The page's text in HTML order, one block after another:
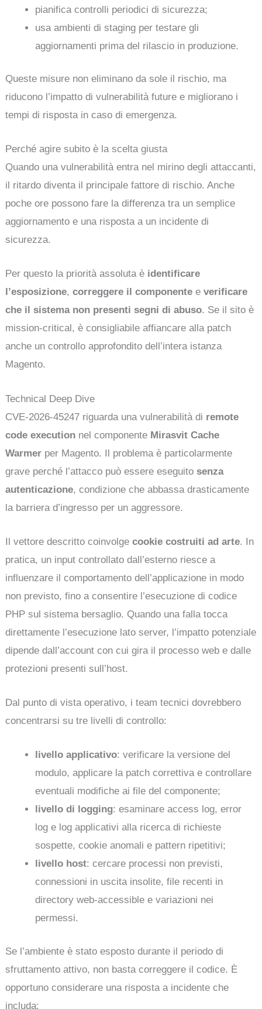
pianifica controlli periodici di sicurezza;
usa ambienti di staging per testare gli
aggiornamenti prima del rilascio in produzione.
Queste misure non eliminano da sole il rischio, ma
riducono l’impatto di vulnerabilità future e migliorano i
tempi di risposta in caso di emergenza.
Perché agire subito è la scelta giusta
Quando una vulnerabilità entra nel mirino degli attaccanti,
il ritardo diventa il principale fattore di rischio. Anche
poche ore possono fare la differenza tra un semplice
aggiornamento e una risposta a un incidente di
sicurezza.
Per questo la priorità assoluta è identificare
l’esposizione,correggere il componente everificare
che il sistema non presenti segni di abuso. Se il sito è
mission-critical, è consigliabile affiancare alla patch
anche un controllo approfondito dell’intera istanza
Magento.
Technical Deep Dive
CVE-2026-45247 riguarda una vulnerabilità di remote
code execution nel componente Mirasvit Cache
Warmer per Magento. Il problema è particolarmente
grave perché l’attacco può essere eseguitosenza
autenticazione, condizione che abbassa drasticamente
la barriera d’ingresso per un aggressore.
Il vettore descritto coinvolgecookie costruiti ad arte. In
pratica, un input controllato dall’esterno riesce a
influenzare il comportamento dell’applicazione in modo
non previsto, fino a consentire l’esecuzione di codice
PHP sul sistema bersaglio. Quando una falla tocca
direttamente l’esecuzione lato server, l’impatto potenziale
dipende dall’account con cui gira il processo web e dalle
protezioni presenti sull’host.
Dal punto di vista operativo, i team tecnici dovrebbero
concentrarsi su tre livelli di controllo:
livello applicativo: verificare la versione del
modulo, applicare la patch correttiva e controllare
eventuali modifiche ai file del componente;
livello di logging: esaminare access log, error
log e log applicativi alla ricerca di richieste
sospette, cookie anomali e pattern ripetitivi;
livello host: cercare processi non previsti,
connessioni in uscita insolite, file recenti in
directory web-accessible e variazioni nei
permessi.
Se l’ambiente è stato esposto durante il periodo di
sfruttamento attivo, non basta correggere il codice. È
opportuno considerare una risposta a incidente che
includa: